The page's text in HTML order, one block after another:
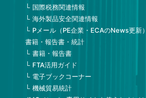
国際税務関連情報
海外製品安全関連情報
Pメール（PE企業・ECAのNews更新）
書籍・報告書・統計
書籍・報告書
FTA活用ガイド
電子ブックコーナー
機械貿易統計